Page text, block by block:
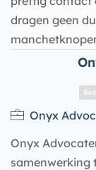
dragen geen
Onyx
Onyx
samenwerking